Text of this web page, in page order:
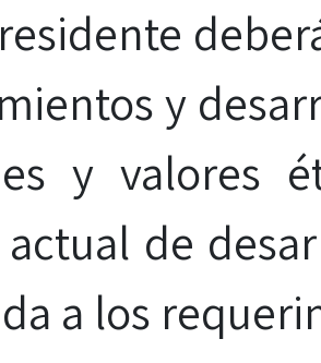
y
y valores
de
a los